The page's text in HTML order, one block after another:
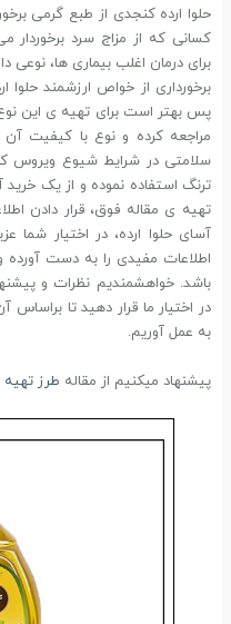
حلوا ارده کنجدی از طبع گرمی
کسانی که از مزاج سرد
برای درمان اغلب بیماری ها،
برخورداری از خواص ارزشمند
پس بهتر است برای تهیه ی این
مراجعه کرده و نوع با کیفیت
سلامتی در شرایط شیوع ویروس
ترنگ استفاده نموده و از یک
تهیه ی مقاله فوق، قرار دادن
آسای حلوا ارده، در اختیار شما
اطلاعات مفیدی را به دست
باشد. خواهشمندیم نظرات و
در اختیار ما قرار دهید تا
به عمل آوریم.
پیشنهاد میکنیم از مقاله طرز تهیه